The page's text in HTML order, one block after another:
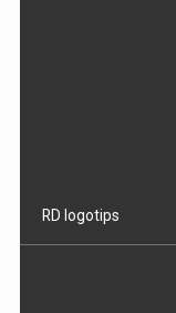
RD logotips